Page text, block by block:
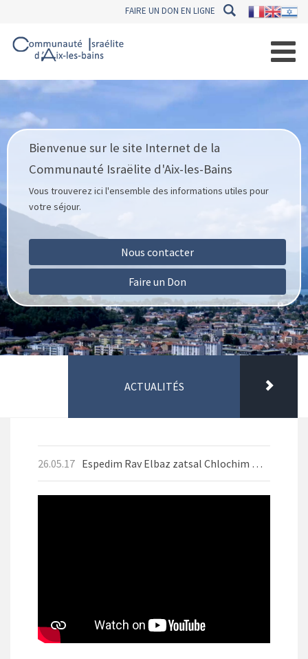
FAIRE UN DON EN LIGNE
Bienvenue sur le site Internet de la
Communauté Israëlite d'Aix-les-Bains
Vous trouverez ici l'ensemble des informations utiles pour
votre séjour.
Nous contacter
Faire un Don
ACTUALITÉS
26.05.17 Espedim Rav Elbaz zatsal Chlochim Mai 2026